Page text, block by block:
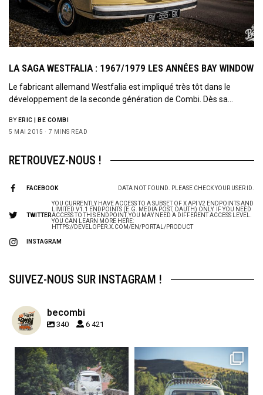
LA SAGA WESTFALIA : 1967/1979 LES ANNÉES BAY WINDOW
Le fabricant allemand Westfalia est impliqué très tôt dans le
développement de la seconde génération de Combi. Dès sa…
BY ERIC | BE COMBI
5 MAI 2015
7 MINS READ
RETROUVEZ-NOUS !
FACEBOOK DATA NOT FOUND. PLEASE CHECK YOUR USER ID.
TWITTER
YOU CURRENTLY HAVE ACCESS TO A SUBSET OF X API V2 ENDPOINTS AND
LIMITED V1.1 ENDPOINTS (E.G. MEDIA POST, OAUTH) ONLY. IF YOU NEED
ACCESS TO THIS ENDPOINT, YOU MAY NEED A DIFFERENT ACCESS LEVEL.
YOU CAN LEARN MORE HERE:
HTTPS://DEVELOPER.X.COM/EN/PORTAL/PRODUCT
INSTAGRAM
SUIVEZ-NOUS SUR INSTAGRAM !
becombi
340 6 421
becombi